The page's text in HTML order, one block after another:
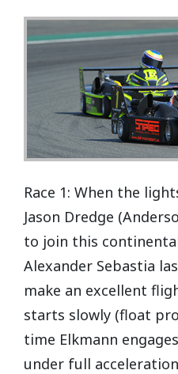
Race 1: When the
Jason Dredge
to join this
Alexander Sebastia
make an excellent
starts slowly (float
time Elkmann
under full